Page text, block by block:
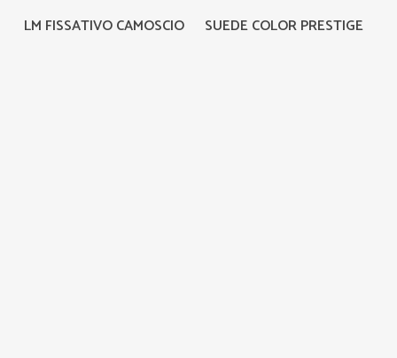
LEGGI TUTTO
LM FISSATIVO CAMOSCIO LEGGI TUTTO
SUEDE COLOR PRESTIGE